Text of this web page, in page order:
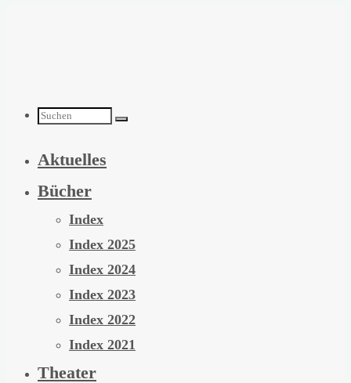
Suchen
nach:
Aktuelles
Bücher
Index
Index 2025
Index 2024
Index 2023
Index 2022
Index 2021
Theater